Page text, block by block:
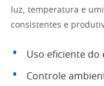
luz, temperatura e
consistentes e
Uso eficiente do
Controle